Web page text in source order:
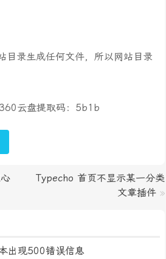
目录生成任何文件，所以网站目录
云盘提取码：5b1b
Typecho 首页不显示某一分类
文章插件 »
出现500错误信息